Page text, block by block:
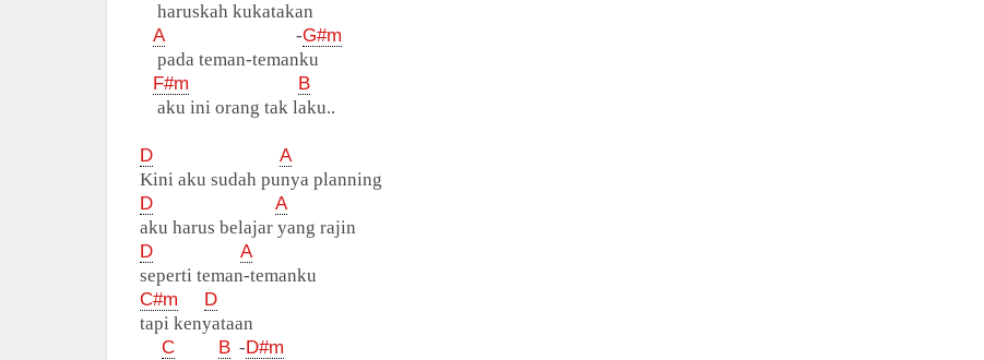
haruskah kukatakan
A-G#m
pada teman-temanku
F#m
B
aku ini orang tak laku..
D
A
Kini aku sudah punya planning
D
A
aku harus belajar yang rajin
D
A
seperti teman-temanku
C#m
D
tapi kenyataan
C
B -D#m